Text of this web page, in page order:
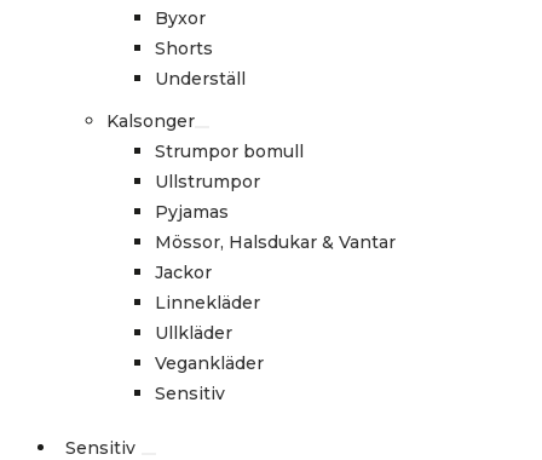
Byxor
Shorts
Underställ
Kalsonger
Strumpor bomull
Ullstrumpor
Pyjamas
Mössor, Halsdukar & Vantar
Jackor
Linnekläder
Ullkläder
Vegankläder
Sensitiv
Sensitiv